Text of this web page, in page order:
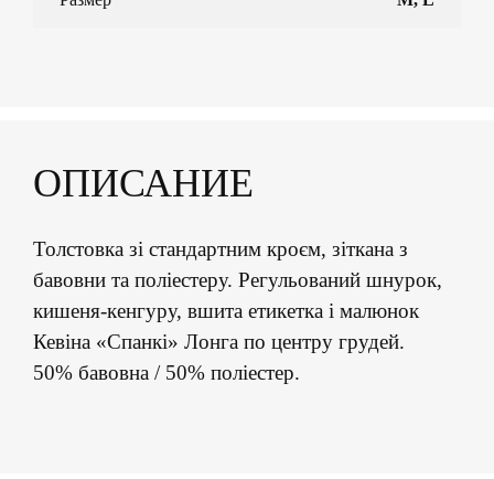
ОПИСАНИЕ
Толстовка зі стандартним кроєм, зіткана з
бавовни та поліестеру. Регульований шнурок,
кишеня-кенгуру, вшита етикетка і малюнок
Кевіна «Спанкі» Лонга по центру грудей.
50% бавовна / 50% поліестер.